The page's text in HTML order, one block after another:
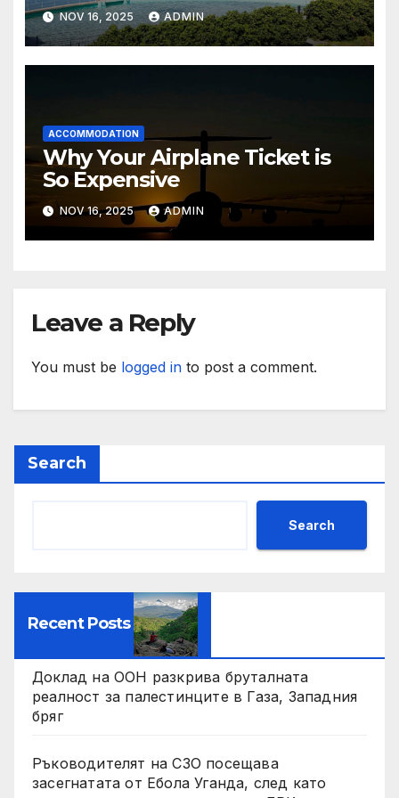
Sensea Spa)
NOV 16, 2025 ADMIN
ACCOMMODATION
Why Your Airplane Ticket is
So Expensive
NOV 16, 2025 ADMIN
Leave a Reply
You must be logged in to post a comment.
Search
Search
Recent Posts
Доклад на ООН разкрива бруталната
реалност за палестинците в Газа, Западния
бряг
Ръководителят на СЗО посещава
засегнатата от Ебола Уганда, след като